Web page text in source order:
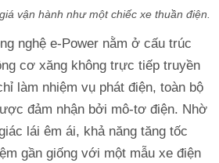
vận hành như một chiếc xe thuần điện.
nghệ e-Power nằm ở cấu trúc
cơ xăng không trực tiếp truyền
làm nhiệm vụ phát điện, toàn bộ
đảm nhận bởi mô-tơ điện. Nhờ
lái êm ái, khả năng tăng tốc
gần giống với một mẫu xe điện